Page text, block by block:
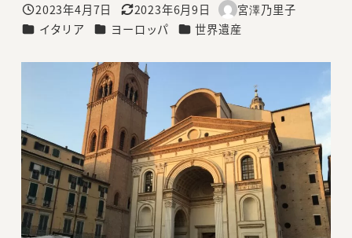
投稿日
2023年4月7日
更新日
2023年6月9日
著
者
宮澤乃里子
カテゴリー
イタリア カテゴリー
ヨーロッパ カテゴリー
世界遺産